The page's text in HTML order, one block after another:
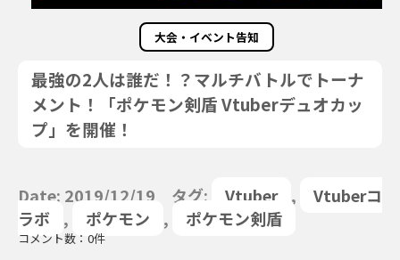
大会・イベント告知
最強の2人は誰だ！？マルチバトルでトーナ
メント！「ポケモン剣盾 Vtuberデュオカッ
プ」を開催！
Date: 2019/12/19 タグ: Vtuber ,
Vtuberコ
ラボ
, ポケモン , ポケモン剣盾
コメント数：0件